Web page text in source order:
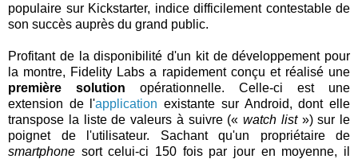
populaire sur Kickstarter, indice difficilement contestable de
son succès auprès du grand public.
Profitant de la disponibilité d'un kit de développement pour
la montre, Fidelity Labs a rapidement conçu et réalisé une
première solution opérationnelle. Celle-ci est une
extension de l'application existante sur Android, dont elle
transpose la liste de valeurs à suivre (« watch list») sur le
poignet de l'utilisateur. Sachant qu'un propriétaire de
smartphone sort celui-ci 150 fois par jour en moyenne, il